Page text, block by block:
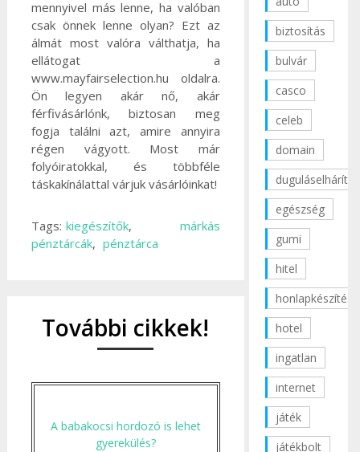
mennyivel más lenne, ha valóban
csak önnek lenne olyan? Ezt az
álmát most valóra válthatja, ha
ellátogat a
www.mayfairselection.hu oldalra.
Ön legyen akár nő, akár
férfivásárlónk, biztosan meg
fogja találni azt, amire annyira
régen vágyott. Most már
folyóiratokkal, és többféle
táskakínálattal várjuk vásárlóinkat!
Tags: kiegészítők,
márkás
pénztárcák, pénztárca
További cikkek!
A babakocsi hordozó is lehet
gyerekülés?
biztosítás
bulvár
casco
celeb
domain
duguláselhárítás
egészség
gumi
hitel
honlapkészítés
hotel
ingatlan
internet
játék
játékbolt